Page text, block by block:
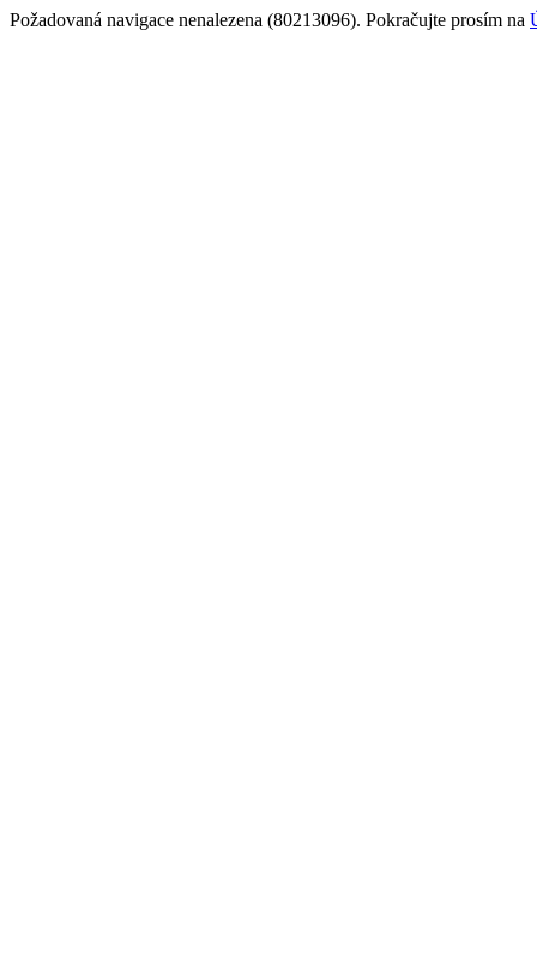
Požadovaná navigace nenalezena (80213096). Pokračujte prosím na